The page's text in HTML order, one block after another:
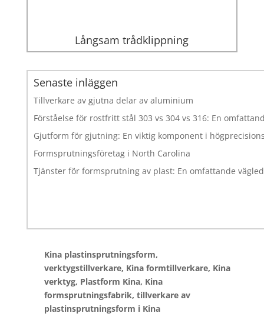
Långsam trådklippning
Senaste inläggen
Tillverkare av gjutna delar av aluminium
Förståelse för rostfritt stål 303 vs 304 vs 316: En
Gjutform för gjutning: En viktig komponent i
Formsprutningsföretag i North Carolina
Tjänster för formsprutning av plast: En omfattande
Kina plastinsprutningsform,
verktygstillverkare, Kina formtillverkare, Kina
verktyg, Plastform Kina, Kina
formsprutningsfabrik, tillverkare av
plastinsprutningsform i Kina